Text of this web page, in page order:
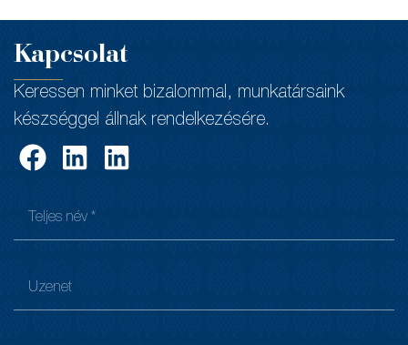
Kapcsolat
Keressen minket bizalommal, munkatársaink
készséggel állnak rendelkezésére.